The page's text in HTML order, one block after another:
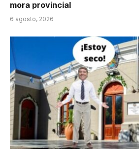
mora provincial
6 agosto, 2026